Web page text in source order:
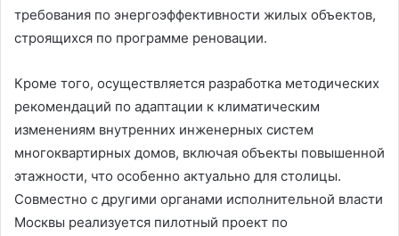
требования по энергоэффективности жилых объектов,
строящихся по программе реновации.
Кроме того, осуществляется разработка методических
рекомендаций по адаптации к климатическим
изменениям внутренних инженерных систем
многоквартирных домов, включая объекты повышенной
этажности, что особенно актуально для столицы.
Совместно с другими органами исполнительной власти
Москвы реализуется пилотный проект по